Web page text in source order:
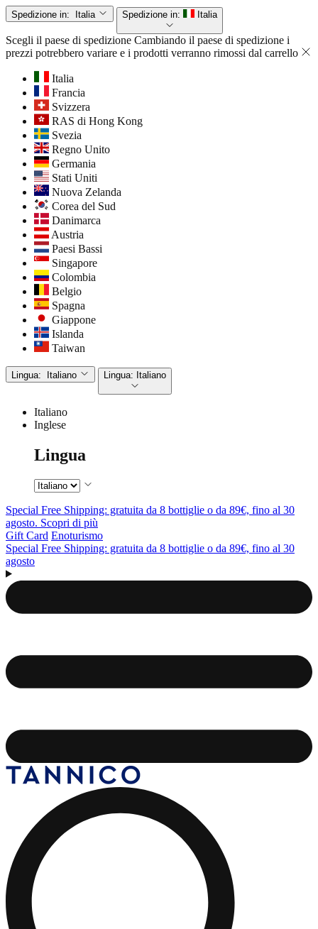
Spedizione in: Italia Spedizione in: Italia
Scegli il paese di spedizione Cambiando il paese di spedizione i
prezzi potrebbero variare e i prodotti verranno rimossi dal carrello
Italia
Francia
Svizzera
RAS di Hong Kong
Svezia
Regno Unito
Germania
Stati Uniti
Nuova Zelanda
Corea del Sud
Danimarca
Austria
Paesi Bassi
Singapore
Colombia
Belgio
Spagna
Giappone
Islanda
Taiwan
Lingua: Italiano Lingua: Italiano
Italiano
Inglese
Lingua
Special Free Shipping: gratuita da 8 bottiglie o da 89€, fino al 30
agosto. Scopri di più
Gift Card Enoturismo
Special Free Shipping: gratuita da 8 bottiglie o da 89€, fino al 30
agosto